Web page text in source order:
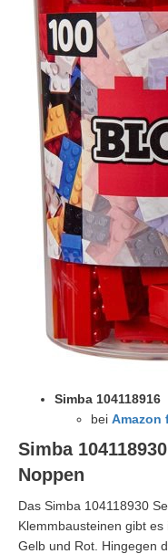
Simba 104118916
bei Amazon
Simba
Noppen
Das Simba 104118930
Klemmbausteinen gibt es
Gelb und Rot. Hingegen